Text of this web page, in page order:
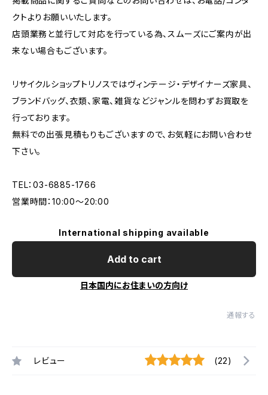
クトよりお願いいたします。
店頭業務と並行して対応を行っている為、スムーズにご案内が出
来ない場合もございます。
リサイクルショップトリノスではヴィンテージ・デザイナーズ家具、
ブランドバッグ、衣類、家電、雑貨などジャンルを問わずお買取を
行っております。
無料での出張見積もりもございますので、お気軽にお問い合わせ
下さい。
TEL：03-6885-1766
営業時間：10:00〜20:00
International shipping available
Add to cart
日本国内にお住まいの方向け
通報する
レビュー (22)